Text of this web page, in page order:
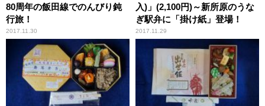
80周年の飯田線でのんびり鈍
行旅！
2017.11.30
入)」(2,100円)～新所原のうな
ぎ駅弁に「掛け紙」登場！
2017.11.29